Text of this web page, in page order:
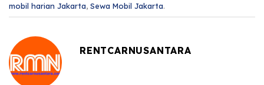
mobil harian Jakarta, Sewa Mobil Jakarta.
RENTCARNUSANTARA